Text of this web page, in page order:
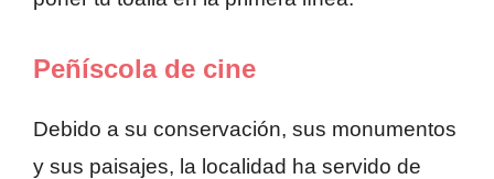
Peñíscola de cine
Debido a su conservación, sus monumentos
y sus paisajes, la localidad ha servido de